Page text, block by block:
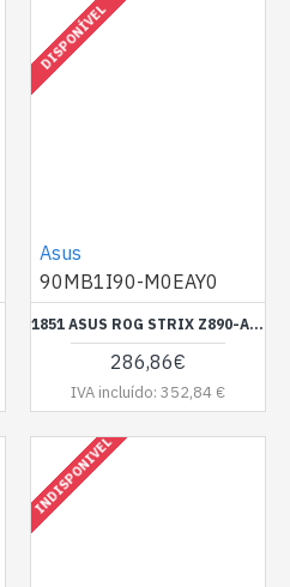
DISPONÍVEL
Asus
90MB1I90-M0EAY0
1851 ASUS ROG STRIX Z890-A GAMING WIFI
286,86€
IVA incluído: 352,84 €
INDISPONIVEL